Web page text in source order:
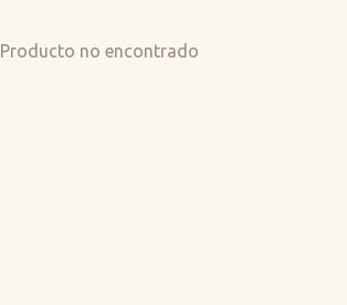
Producto no encontrado